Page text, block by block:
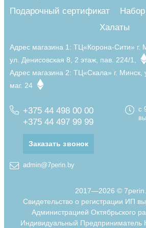
Подарочный сертификат
Халаты
Адрес магазина 1: ТЦ«Корона-Сити» г.
ул. Денисовская 8, 2 этаж, пав. 224/1,
Адрес магазина 2: ТЦ«Скала» г. Минск,
маг. 24
+375 44 498 00 00
+375 44 497 99 99
Заказать звонок
с
admin@7perin.by
2017—2026 ©
Свидетельство о регистрации ИП
Администрацией Октябрьского
Индивидуальный Предприниматель